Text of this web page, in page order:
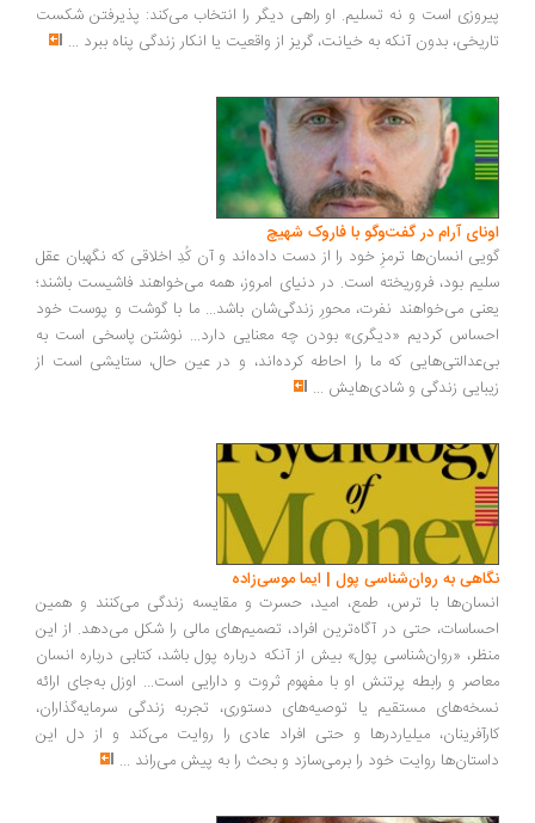
است و نه تسلیم. او راهی دیگر را انتخاب می‌کند: پذیرفتن شکست
بدون آنکه به خیانت، گریز از واقعیت یا انکار زندگی پناه ببرد...
آرام در گفت‌وگو با فاروک شهیچ‭
انسان‌ها ترمزِ خود را از دست داده‌اند و آن کُدِ اخلاقی که نگهبان عقل
بود، فروریخته است. در دنیای امروز، همه می‌خواهند فاشیست باشند؛
می‌خواهند نفرت، محورِ زندگی‌شان باشد... ما با گوشت و پوست خود
کردیم «دیگری» بودن چه معنایی دارد... نوشتن پاسخی است به
که ما را احاطه کرده‌اند، و در عین حال، ستایشی است از
زندگی و شادی‌هایش...
به روان‌شناسی پول | ایما موسی‌زاده
با ترس، طمع، امید، حسرت و مقایسه زندگی می‌کنند و همین
حتی در آگاه‌ترین افراد، تصمیم‌های مالی را شکل می‌دهد. از این
«روان‌شناسی پول» بیش از آنکه درباره پول باشد، کتابی درباره انسان
و رابطه پرتنش او با مفهوم ثروت و دارایی است... اوزل به‌جای ارائه
مستقیم یا توصیه‌های دستوری، تجربه زندگی سرمایه‌گذاران،
میلیاردرها و حتی افراد عادی را روایت می‌کند و از دل این
روایت خود را برمی‌سازد و بحث را به پیش می‌راند ...